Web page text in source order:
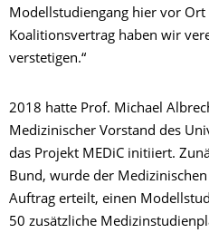
Modellstudiengang hier vor
Koalitionsvertrag haben wir
verstetigen.“
2018 hatte Prof. Michael
Medizinischer Vorstand des
das Projekt MEDiC initiiert.
Bund, wurde der
Auftrag erteilt, einen
50 zusätzliche